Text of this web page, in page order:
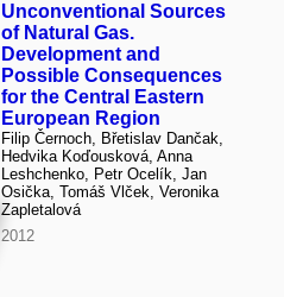
Unconventional Sources
of Natural Gas.
Development and
Possible Consequences
for the Central Eastern
European Region
Filip Černoch, Břetislav Dančak,
Hedvika Koďousková, Anna
Leshchenko, Petr Ocelík, Jan
Osička, Tomáš Vlček, Veronika
Zapletalová
2012